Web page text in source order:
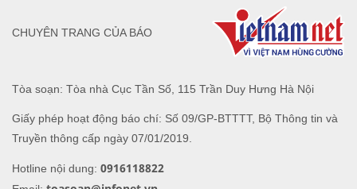
Tòa soạn: Tòa nhà Cục Tần Số, 115 Trần Duy Hưng Hà Nội
Giấy phép hoạt động báo chí: Số 09/GP-BTTTT, Bộ Thông tin và
Truyền thông cấp ngày 07/01/2019.
Hotline nội dung: 0916118822
CHUYÊN TRANG CỦA BÁO